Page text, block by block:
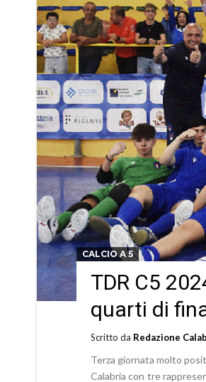
CALCIO A 5
TDR C5
quarti di
Scritto da Redazione
Terza giornata molto
Calabria con tre